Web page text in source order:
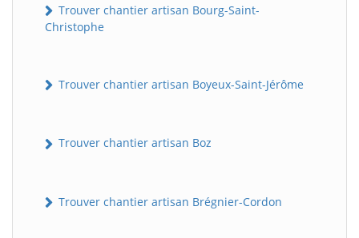
Trouver chantier artisan Bourg-Saint-
Christophe
Trouver chantier artisan Boyeux-Saint-Jérôme
Trouver chantier artisan Boz
Trouver chantier artisan Brégnier-Cordon